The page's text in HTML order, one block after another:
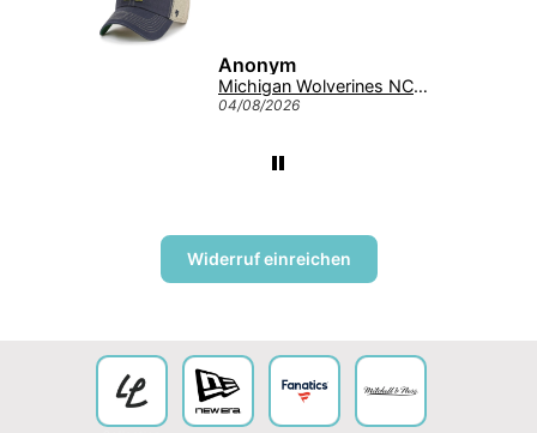
Anonym
Michigan Wolverines NCAA Tuscaloosa Trawler ’47 CLEAN UP College Cap Navy
04/08/2026
Widerruf einreichen